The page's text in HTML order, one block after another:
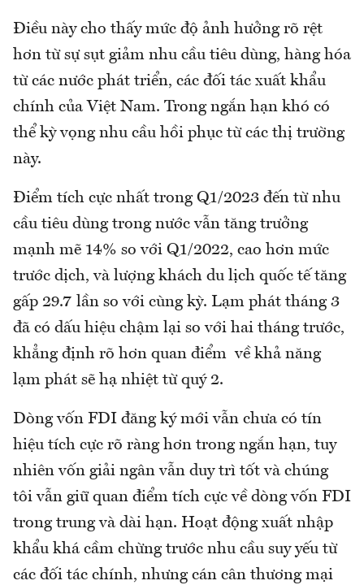
Điều này cho thấy mức độ ảnh hưởng rõ rệt
hơn từ sự sụt giảm nhu cầu tiêu dùng, hàng hóa
từ các nước phát triển, các đối tác xuất khẩu
chính của Việt Nam. Trong ngắn hạn khó có
thể kỳ vọng nhu cầu hồi phục từ các thị trường
này.
Điểm tích cực nhất trong Q1/2023 đến từ nhu
cầu tiêu dùng trong nước vẫn tăng trưởng
mạnh mẽ 14% so với Q1/2022, cao hơn mức
trước dịch, và lượng khách du lịch quốc tế tăng
gấp 29.7 lần so với cùng kỳ. Lạm phát tháng 3
đã có dấu hiệu chậm lại so với hai tháng trước,
khẳng định rõ hơn quan điểm về khả năng
lạm phát sẽ hạ nhiệt từ quý 2.
Dòng vốn FDI đăng ký mới vẫn chưa có tín
hiệu tích cực rõ ràng hơn trong ngắn hạn, tuy
nhiên vốn giải ngân vẫn duy trì tốt và chúng
tôi vẫn giữ quan điểm tích cực về dòng vốn FDI
trong trung và dài hạn. Hoạt động xuất nhập
khẩu khá cầm chừng trước nhu cầu suy yếu từ
các đối tác chính, nhưng cán cân thương mại